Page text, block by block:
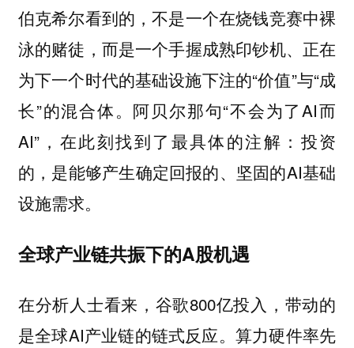
伯克希尔看到的，不是一个在烧钱竞赛中裸
泳的赌徒，而是一个手握成熟印钞机、正在
为下一个时代的基础设施下注的“价值”与“成
长”的混合体。阿贝尔那句“不会为了AI而
AI”，在此刻找到了最具体的注解：投资
的，是能够产生确定回报的、坚固的AI基础
设施需求。
全球产业链共振下的A股机遇
在分析人士看来，谷歌800亿投入，带动的
是全球AI产业链的链式反应。算力硬件率先